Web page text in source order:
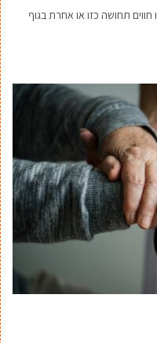
תחושה כזו או אחרת בגוף